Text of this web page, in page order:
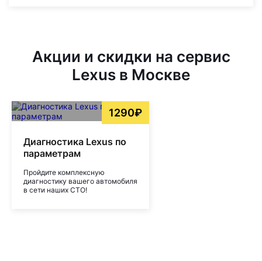
Акции и скидки на сервис
Lexus в Москве
1290₽
Диагностика Lexus по
параметрам
Пройдите комплексную
диагностику вашего автомобиля
в сети наших СТО!